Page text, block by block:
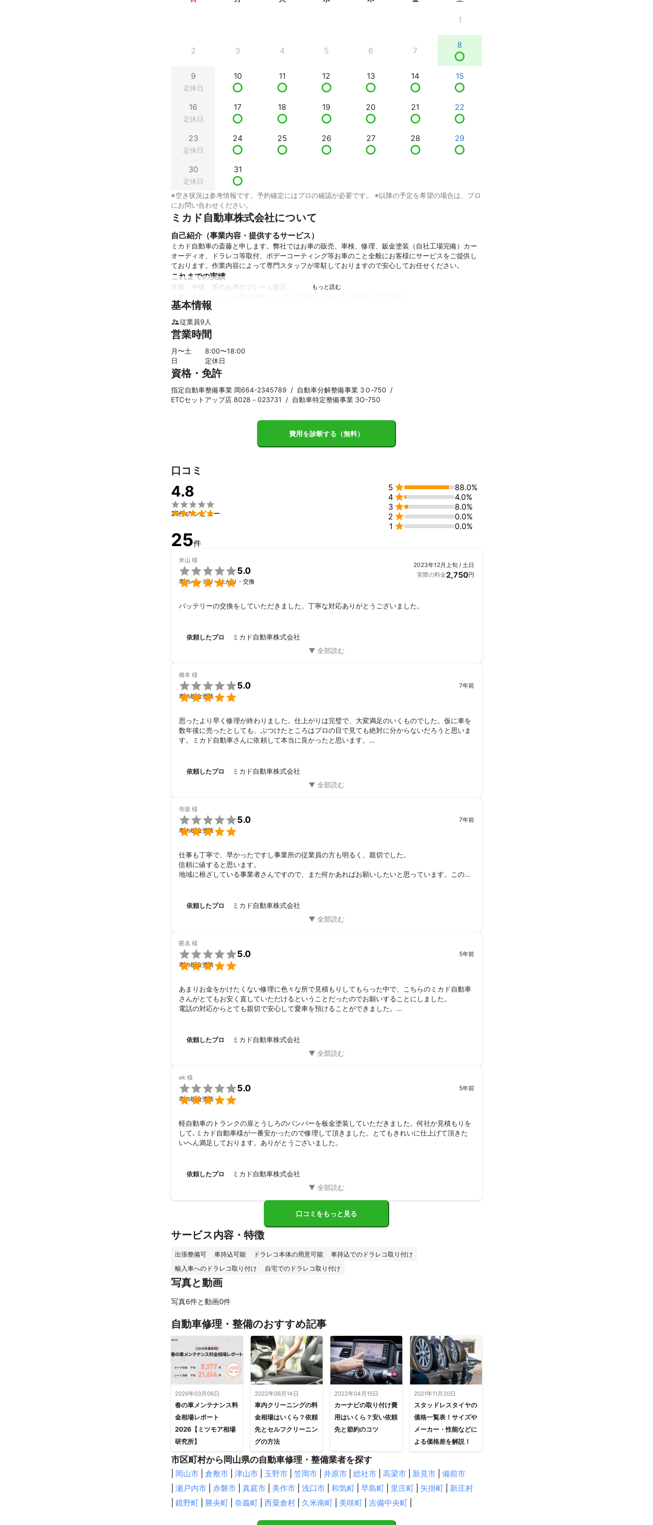
1
2 3 4 5 6 7
8
9
定休日
10 11 12 13 14 15
16
定休日
17 18 19 20 21 22
23
定休日
24 25 26 27 28 29
30
定休日
31
※空き状況は参考情報です。予約確定にはプロの確認が必要です。 ※以降の予定を希望の場合は、プロ
にお問い合わせください。
ミカド自動車株式会社について
自己紹介（事業内容・提供するサービス）
ミカド自動車の斎藤と申します。弊社ではお車の販売、車検、修理、鈑金塗装（自社工場完備）カー
オーディオ、ドラレコ等取付、ボデーコーティング等お車のこと全般にお客様にサービスをご提供し
これまでの実績
大破、中破、等のお車のフレーム修正、
アピールポイント
車検、整備はもちろんのこと、鈑金塗装について精通したスタッフが常駐しておりますのでどんなこ
とでもお気軽にご相談ください。
基本情報
従業員9 人
営業時間
月〜土 8:00〜18:00
日
定休日
資格・免許
指定自動車整備事業 岡664-2345789 / 自動車分解整備事業 3Ｏ‐750 /
ETCセットアップ店 8028－023731
/ 自動車特定整備事業 3O-750
費用を診断する（無料）
口コミ
4.8


25件のレビュー
5 
88.0%
4 
4.0%
3 
8.0%
2 
0.0%
1  0.0%
25件
米山 様


5.0
車のバッテリー上がり・交換
2023年12月上旬 / 土日
実際の料金2,750円
バッテリーの交換をしていただきました。丁寧な対応ありがとうございました。
依頼したプロ ミカド自動車株式会社
橋本 様


5.0
車の板金塗装
7年前
思ったより早く修理が終わりました。仕上がりは完璧で、大変満足のいくものでした。仮に車を
数年後に売ったとしても、ぶつけたところはプロの目で見ても絶対に分からないだろうと思いま
す。ミカド自動車さんに依頼して本当に良かったと思います。
その後検索して岡山市の他の修理工場を探し、複数見積もりを取ったり、話しを聞きに行ったり
選んだ決め手は、まずミツモアで唯一返事があった事、その後訪ねて話しを聞き、信頼できると
イズの代車も用意していただき大変助かりました。
依頼したプロ ミカド自動車株式会社
寺坂 様


5.0
車の板金塗装
7年前
仕事も丁寧で、早かったですし事業所の従業員の方も明るく、親切でした。
信頼に値すると思います。
地域に根ざしている事業者さんですので、また何かあればお願いしたいと思っています。この度
時、半年ほどで剥げてしまった経験があります。
のでしたのでお願いしました。
担当者の方は、素人の私にも、とてもわかりやすく説明して下さって、仕上がりの方も満足出来
るものでした。
依頼したプロ ミカド自動車株式会社
匿名 様


5.0
車の板金塗装
5年前
あまりお金をかけたくない修理に色々な所で見積もりしてもらった中で、こちらのミカド自動車
さんがとてもお安く直していただけるということだったのでお願いすることにしました。
電話の対応からとても親切で安心して愛車を預けることができました。
また何かあればお世話になりたいと思えました。ありがとうございました。
依頼したプロ ミカド自動車株式会社
ek 様


5.0
車の板金塗装
5年前
軽自動車のトランクの扉とうしろのバンパーを板金塗装していただきました。何社か見積もりを
して､ミカド自動車様が一番安かったので修理して頂きました。とてもきれいに仕上げて頂きた
いへん満足しております。ありがとうございました。
依頼したプロ ミカド自動車株式会社
口コミをもっと見る
サービス内容・特徴
出張整備可 車持込可能 ドラレコ本体の用意可能
車持込でのドラレコ取り付け
輸入車へのドラレコ取り付け
自宅でのドラレコ取り付け
写真と動画
写真6件と動画0件
自動車修理・整備のおすすめ記事
2026年03月06日
春の車メンテナンス料
金相場レポート
2026【ミツモア相場
研究所】
2022年06月14日
車内クリーニングの料
金相場はいくら？依頼
先とセルフクリーニン
グの方法
2022年04月15日
カーナビの取り付け費
用はいくら？安い依頼
先と節約のコツ
2021年11月20日
スタッドレスタイヤの
価格一覧表！サイズや
メーカー・性能などに
よる価格差を解説！
市区町村から岡山県の自動車修理・整備業者を探す
岡山市 倉敷市 津山市 玉野市 笠岡市 井原市 総社市 高梁市 新見市
備前市
瀬戸内市 赤磐市 真庭市 美作市 浅口市 和気町 早島町 里庄町 矢掛町
新庄村
鏡野町 勝央町 奈義町 西粟倉村 久米南町 美咲町 吉備中央町